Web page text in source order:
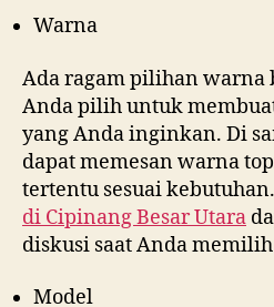
Warna
Ada ragam pilihan warna
Anda pilih untuk
yang Anda inginkan. Di
dapat memesan warna
tertentu sesuai
di Cipinang Besar Utara
diskusi saat Anda
Model